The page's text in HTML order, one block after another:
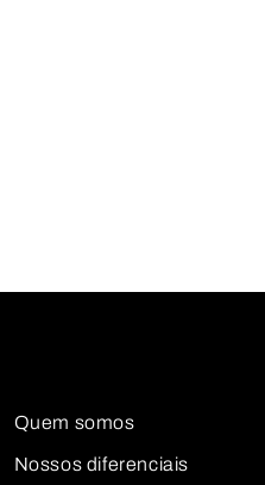
Quem somos
Nossos diferenciais